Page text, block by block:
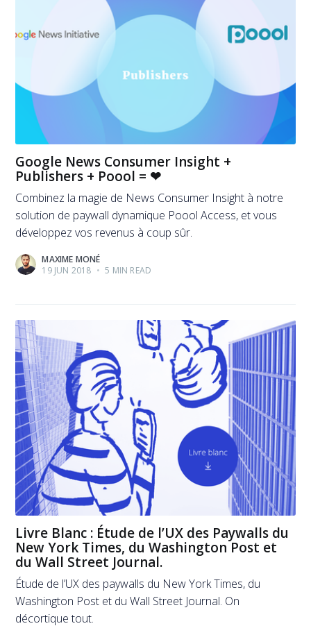
Google News Consumer Insight +
Publishers + Poool = ❤
Combinez la magie de News Consumer Insight à notre
solution de paywall dynamique Poool Access, et vous
développez vos revenus à coup sûr.
MAXIME MONÉ
19 JUN 2018 • 5 MIN READ
Livre Blanc : Étude de l’UX des Paywalls du
New York Times, du Washington Post et
du Wall Street Journal.
Étude de l’UX des paywalls du New York Times, du
Washington Post et du Wall Street Journal. On
décortique tout.